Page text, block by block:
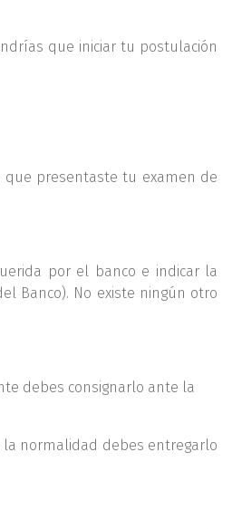
que iniciar tu postulación
presentaste tu examen de
por el banco e indicar la
Banco). No existe ningún otro
debes consignarlo ante la
la normalidad debes entregarlo